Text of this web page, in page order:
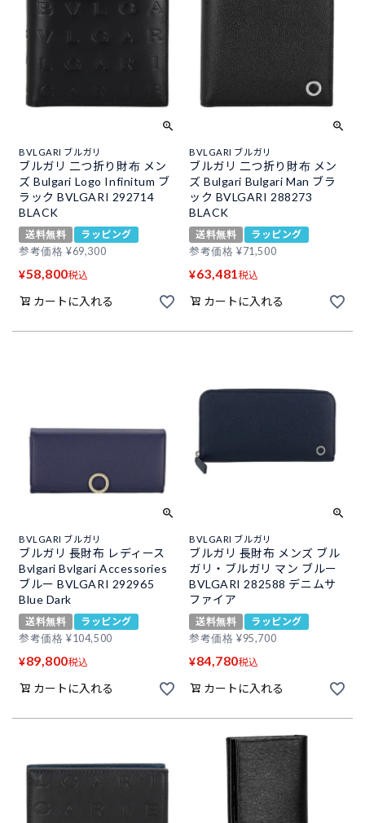
BVLGARI ブルガリ
ブルガリ 二つ折り財布 メン
ズ Bulgari Logo Infinitum ブ
ラック BVLGARI 292714
BLACK
送料無料
ラッピング
参考価格 ¥69,300
¥58,800税込
カートに入れる
BVLGARI ブルガリ
ブルガリ 二つ折り財布 メン
ズ Bulgari Bulgari Man ブラ
ック BVLGARI 288273
BLACK
送料無料
ラッピング
参考価格 ¥71,500
¥63,481税込
カートに入れる
BVLGARI ブルガリ
ブルガリ 長財布 レディース
Bvlgari Bvlgari Accessories
ブルー BVLGARI 292965
Blue Dark
送料無料
ラッピング
参考価格 ¥104,500
¥89,800税込
カートに入れる
BVLGARI ブルガリ
ブルガリ 長財布 メンズ ブル
ガリ・ブルガリ マン ブルー
BVLGARI 282588 デニムサ
ファイア
送料無料
ラッピング
参考価格 ¥95,700
¥84,780税込
カートに入れる